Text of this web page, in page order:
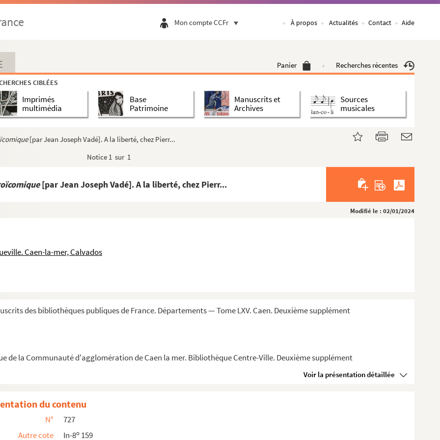
Mon compte CCFr À propos Actualités Contact Aide
Panier Recherches récentes
CIBLÉES
Imprimés
multimédia
Base
Patrimoine
Manuscrits et
Archives
Sources
musicales
[par Jean Joseph Vadé]. A la liberté, chez Pierr...
Notice 1 sur 1
[par Jean Joseph Vadé]. A la liberté, chez Pierr...
Modifié le : 02/01/2024
Caen-la-mer, Calvados
des bibliothèques publiques de France. Départements — Tome LXV. Caen. Deuxième supplément
de la Communauté d'agglomération de Caen la mer. Bibliothèque Centre-Ville. Deuxième supplément
Voir la présentation détaillée
» par Marin Estienne, horloger à Ca...
»
de M. Bomare, à Paris, l'an 1763 »
pecheur penitent avec quelques autres piè...
»
du contenu
N°
727
Autre cote
In-8o 159